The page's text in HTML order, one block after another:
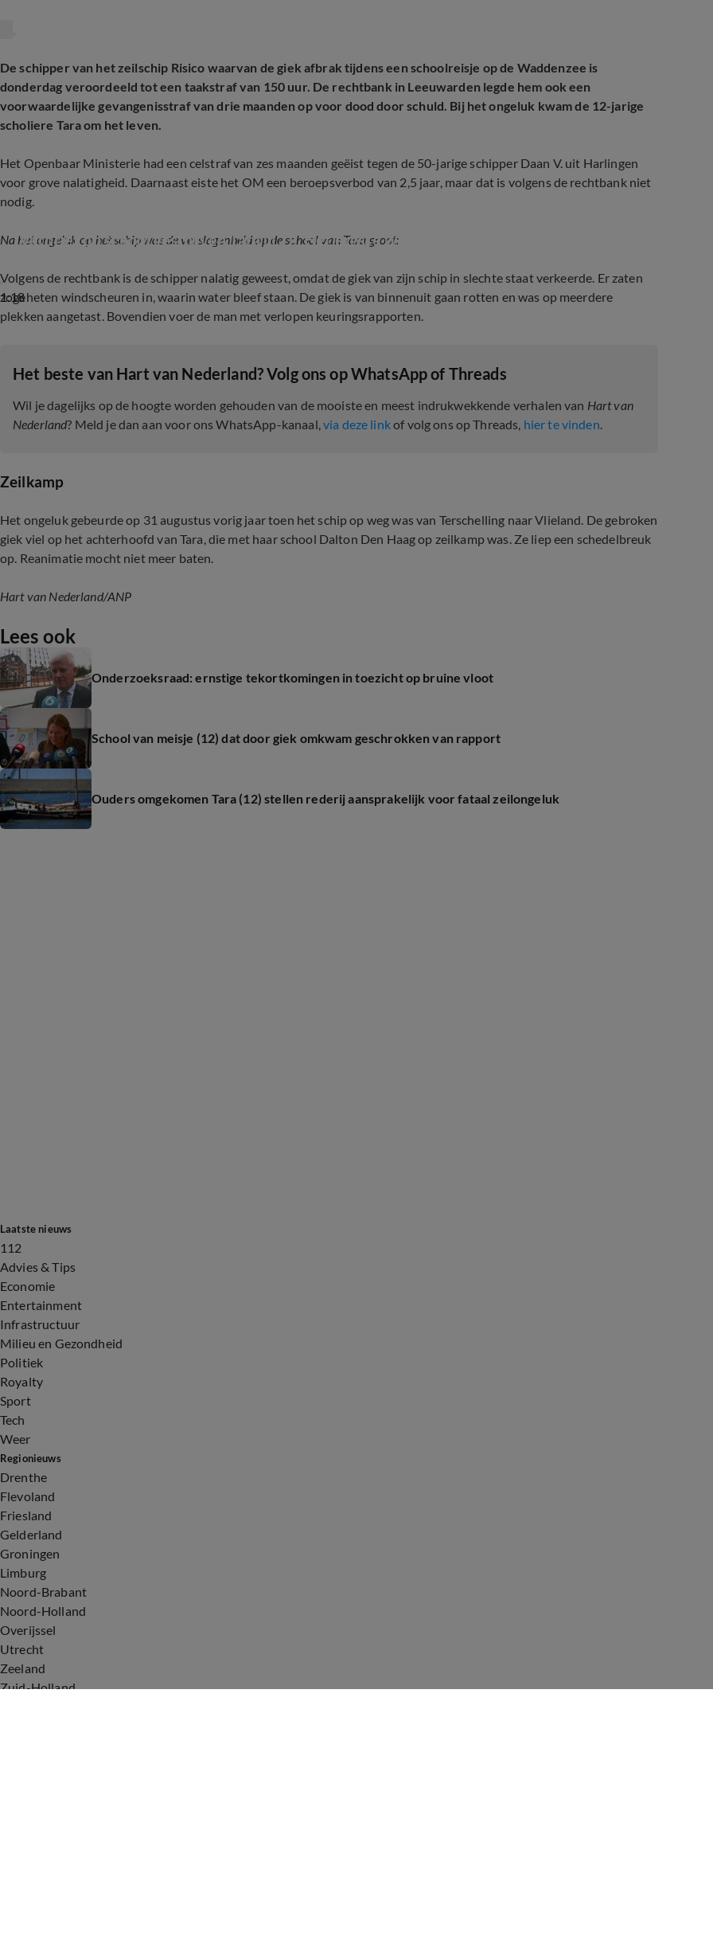
De schipper van het zeilschip Risico waarvan de giek afbrak tijdens een schoolreisje op de Waddenzee is
donderdag veroordeeld tot een taakstraf van 150 uur. De rechtbank in Leeuwarden legde hem ook een
voorwaardelijke gevangenisstraf van drie maanden op voor dood door schuld. Bij het ongeluk kwam de 12-jarige
scholiere Tara om het leven.
Het Openbaar Ministerie had een celstraf van zes maanden geëist tegen de 50-jarige schipper Daan V. uit Harlingen
voor grove nalatigheid. Daarnaast eiste het OM een beroepsverbod van 2,5 jaar, maar dat is volgens de rechtbank niet
nodig.
Na het ongeluk op het schip was de verslagenheid op de school van Tara groot:
1:18
Verdriet op school gestorven Tara (12): 'Het ergste wat ouders kan overkomen'
Volgens de rechtbank is de schipper nalatig geweest, omdat de giek van zijn schip in slechte staat verkeerde. Er zaten
zogeheten windscheuren in, waarin water bleef staan. De giek is van binnenuit gaan rotten en was op meerdere
plekken aangetast. Bovendien voer de man met verlopen keuringsrapporten.
Het beste van Hart van Nederland? Volg ons op WhatsApp of Threads
Wil je dagelijks op de hoogte worden gehouden van de mooiste en meest indrukwekkende verhalen van Hart van
Nederland? Meld je dan aan voor ons WhatsApp-kanaal,via deze linkof volg ons op Threads, hier te vinden.
Zeilkamp
Het ongeluk gebeurde op 31 augustus vorig jaar toen het schip op weg was van Terschelling naar Vlieland. De gebroken
giek viel op het achterhoofd van Tara, die met haar school Dalton Den Haag op zeilkamp was. Ze liep een schedelbreuk
op. Reanimatie mocht niet meer baten.
Hart van Nederland/ANP
Lees ook
Onderzoeksraad: ernstige tekortkomingen in toezicht op bruine vloot
School van meisje (12) dat door giek omkwam geschrokken van rapport
Ouders omgekomen Tara (12) stellen rederij aansprakelijk voor fataal zeilongeluk
Laatste nieuws
112
Advies & Tips
Economie
Entertainment
Infrastructuur
Milieu en Gezondheid
Politiek
Royalty
Sport
Tech
Weer
Regionieuws
Drenthe
Flevoland
Friesland
Gelderland
Groningen
Limburg
Noord-Brabant
Noord-Holland
Overijssel
Utrecht
Zeeland
Zuid-Holland